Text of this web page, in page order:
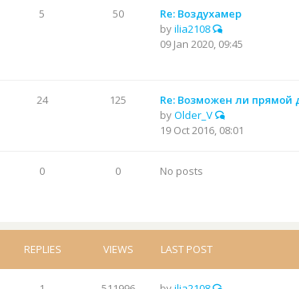
5 50
Re: Воздухамер
byilia2108
09 Jan 2020, 09:45
24 125
Re: Возможен ли прямой
byOlder_V
19 Oct 2016, 08:01
0 0 No posts
REPLIES VIEWS LAST POST